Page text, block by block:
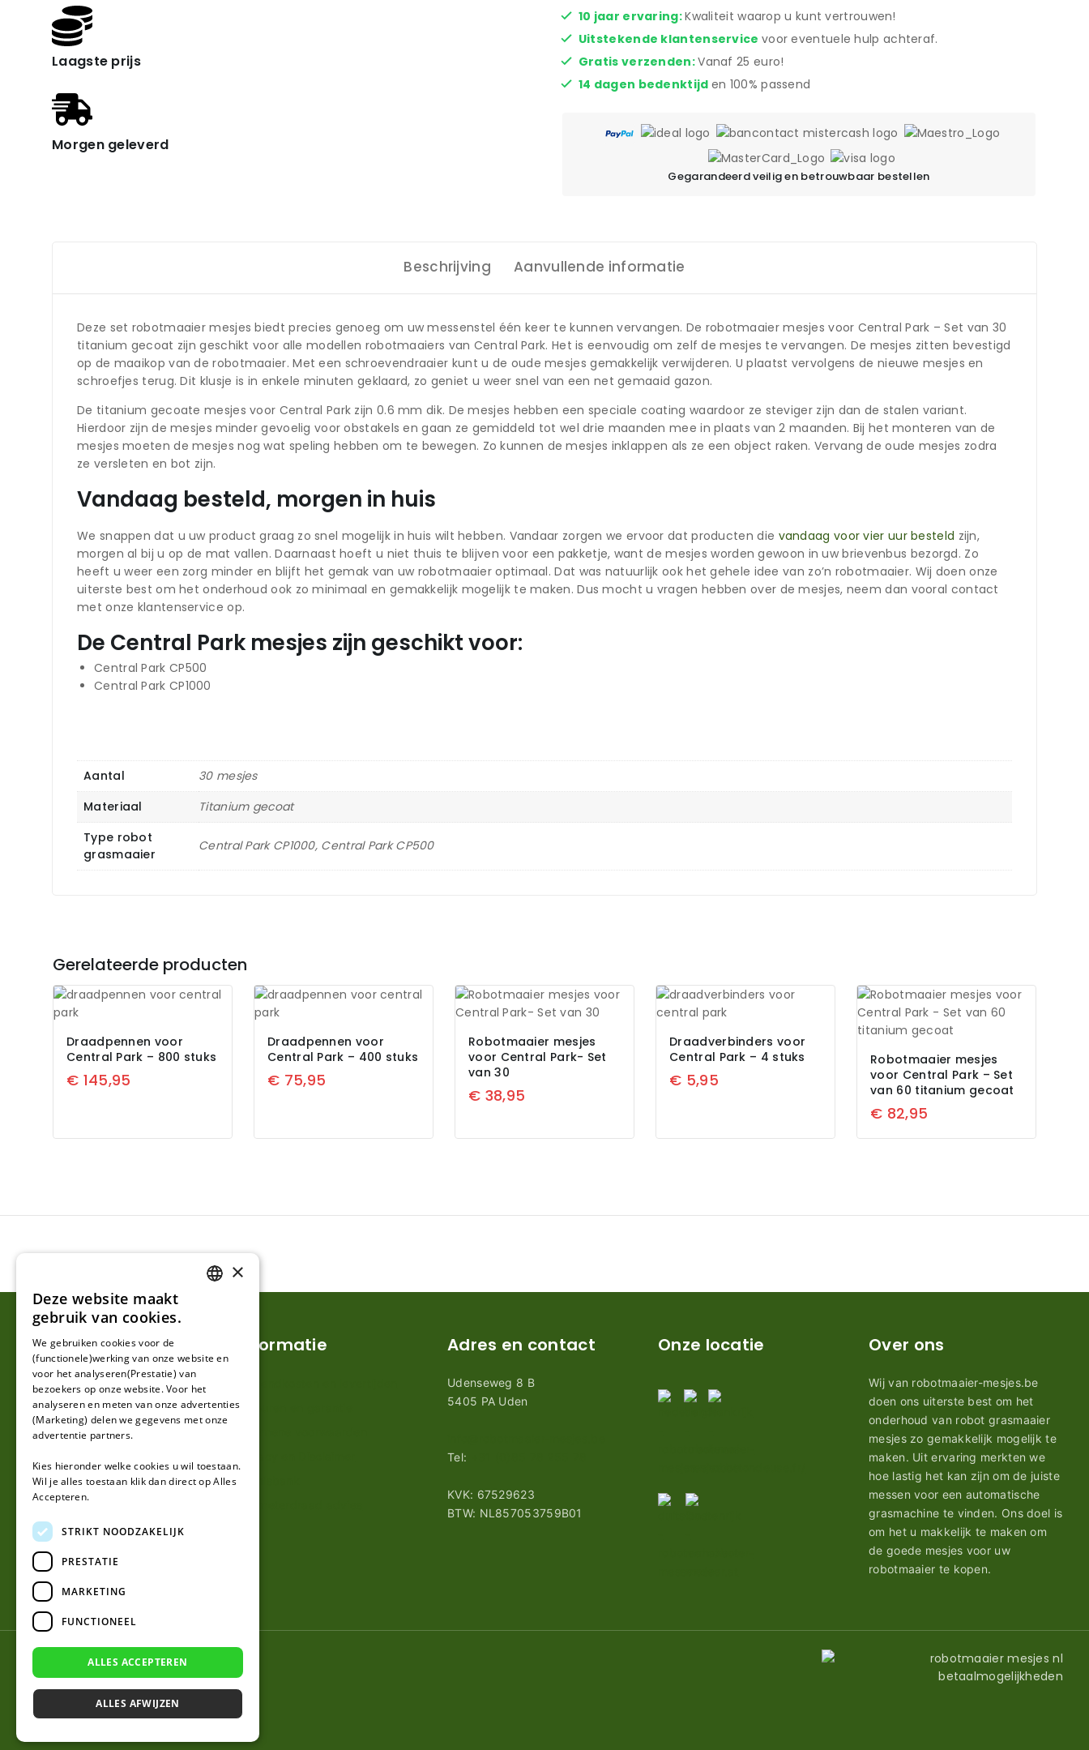
Laagste prijs
Morgen geleverd
10 jaar ervaring:Kwaliteit waarop u kunt vertrouwen!
Uitstekende klantenservice voor eventuele hulp achteraf.
Gratis verzenden:Vanaf 25 euro!
14 dagen bedenktijd en 100% passend
Gegarandeerd veilig en betrouwbaar bestellen
Beschrijving Aanvullende informatie
Deze set robotmaaier mesjes biedt precies genoeg om uw messenstel één keer te kunnen vervangen. De robotmaaier mesjes voor Central Park – Set van 30
titanium gecoat zijn geschikt voor alle modellen robotmaaiers van Central Park. Het is eenvoudig om zelf de mesjes te vervangen. De mesjes zitten bevestigd
op de maaikop van de robotmaaier. Met een schroevendraaier kunt u de oude mesjes gemakkelijk verwijderen. U plaatst vervolgens de nieuwe mesjes en
schroefjes terug. Dit klusje is in enkele minuten geklaard, zo geniet u weer snel van een net gemaaid gazon.
De titanium gecoate mesjes voor Central Park zijn 0.6 mm dik. De mesjes hebben een speciale coating waardoor ze steviger zijn dan de stalen variant.
Hierdoor zijn de mesjes minder gevoelig voor obstakels en gaan ze gemiddeld tot wel drie maanden mee in plaats van 2 maanden. Bij het monteren van de
mesjes moeten de mesjes nog wat speling hebben om te bewegen. Zo kunnen de mesjes inklappen als ze een object raken. Vervang de oude mesjes zodra
ze versleten en bot zijn.
Vandaag besteld, morgen in huis
We snappen dat u uw product graag zo snel mogelijk in huis wilt hebben. Vandaar zorgen we ervoor dat producten die vandaag voor vier uur besteld zijn,
morgen al bij u op de mat vallen. Daarnaast hoeft u niet thuis te blijven voor een pakketje, want de mesjes worden gewoon in uw brievenbus bezorgd. Zo
heeft u weer een zorg minder en blijft het gemak van uw robotmaaier optimaal. Dat was natuurlijk ook het gehele idee van zo’n robotmaaier. Wij doen onze
uiterste best om het onderhoud ook zo minimaal en gemakkelijk mogelijk te maken. Dus mocht u vragen hebben over de mesjes, neem dan vooral contact
met onze klantenservice op.
De Central Park mesjes zijn geschikt voor:
Central Park CP500
Central Park CP1000
Aantal
30 mesjes
Materiaal
Titanium gecoat
Type robot
grasmaaier
Central Park CP1000, Central Park CP500
Gerelateerde producten
Draadpennen voor
Central Park – 800 stuks
€ 145,95
Draadpennen voor
Central Park – 400 stuks
€ 75,95
Robotmaaier mesjes
voor Central Park- Set
van 30
€ 38,95
Draadverbinders voor
Central Park – 4 stuks
€ 5,95
Robotmaaier mesjes
voor Central Park – Set
van 60 titanium gecoat
€ 82,95
Klantenservice
Mijn account
Klantenservice
Contact
Informatie
Retouren en garantie
Adres en contact
Udenseweg 8 B
5405 PA Uden
Tel:
KVK: 67529623
BTW: NL857053759B01
Onze locatie Over ons
Wij van robotmaaier-mesjes.be
doen ons uiterste best om het
onderhoud van robot grasmaaier
mesjes zo gemakkelijk mogelijk te
maken. Uit ervaring merkten we
hoe lastig het kan zijn om de juiste
messen voor een automatische
grasmachine te vinden. Ons doel is
om het u makkelijk te maken om
de goede mesjes voor uw
robotmaaier te kopen.
© 2026 Robotmaaier-mesjes.be
GERMAN
×
Deze website maakt
gebruik van cookies.
We gebruiken cookies voor de
(functionele)werking van onze website en
voor het analyseren(Prestatie) van
bezoekers op onze website. Voor het
analyseren en meten van onze advertenties
(Marketing) delen we gegevens met onze
advertentie partners.
Kies hieronder welke cookies u wil toestaan.
Wil je alles toestaan klik dan direct op Alles
Accepteren.
STRIKT NOODZAKELIJK
PRESTATIE
MARKETING
FUNCTIONEEL
ALLES ACCEPTEREN
ALLES AFWIJZEN